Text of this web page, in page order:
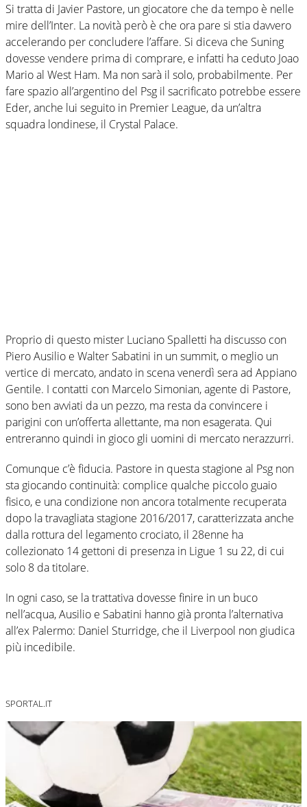
Si tratta di Javier Pastore, un giocatore che da tempo è nelle
mire dell’Inter. La novità però è che ora pare si stia davvero
accelerando per concludere l’affare. Si diceva che Suning
dovesse vendere prima di comprare, e infatti ha ceduto Joao
Mario al West Ham. Ma non sarà il solo, probabilmente. Per
fare spazio all’argentino del Psg il sacrificato potrebbe essere
Eder, anche lui seguito in Premier League, da un’altra
squadra londinese, il Crystal Palace.
Proprio di questo mister Luciano Spalletti ha discusso con
Piero Ausilio e Walter Sabatini in un summit, o meglio un
vertice di mercato, andato in scena venerdì sera ad Appiano
Gentile. I contatti con Marcelo Simonian, agente di Pastore,
sono ben avviati da un pezzo, ma resta da convincere i
parigini con un’offerta allettante, ma non esagerata. Qui
entreranno quindi in gioco gli uomini di mercato nerazzurri.
Comunque c’è fiducia. Pastore in questa stagione al Psg non
sta giocando continuità: complice qualche piccolo guaio
fisico, e una condizione non ancora totalmente recuperata
dopo la travagliata stagione 2016/2017, caratterizzata anche
dalla rottura del legamento crociato, il 28enne ha
collezionato 14 gettoni di presenza in Ligue 1 su 22, di cui
solo 8 da titolare.
In ogni caso, se la trattativa dovesse finire in un buco
nell’acqua, Ausilio e Sabatini hanno già pronta l’alternativa
all’ex Palermo: Daniel Sturridge, che il Liverpool non giudica
più incedibile.
SPORTAL.IT